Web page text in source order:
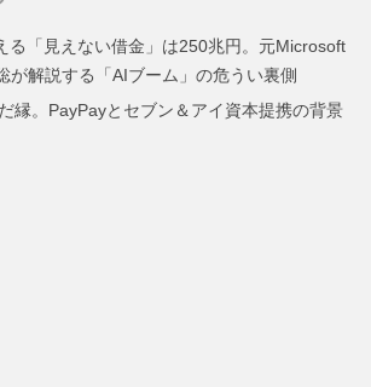
ー
ジ
ー
ジ
ー
ジ
ー
ジ
る「見えない借金」は250兆円。元Microsoft
が解説する「AIブーム」の危うい裏側
縁。PayPayとセブン＆アイ資本提携の背景